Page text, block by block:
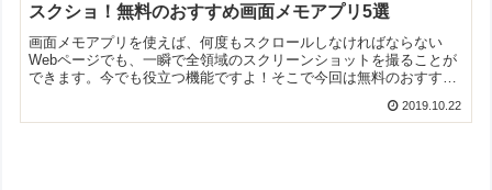
スクショ！無料のおすすめ画面メモアプリ5選
画面メモアプリを使えば、何度もスクロールしなければならない
Webページでも、一瞬で全領域のスクリーンショットを撮ることが
できます。今でも役立つ機能ですよ！そこで今回は無料のおすすめ
2019.10.22